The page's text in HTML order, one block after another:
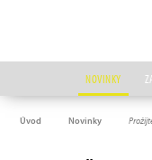
NOVINKY
Úvod Novinky